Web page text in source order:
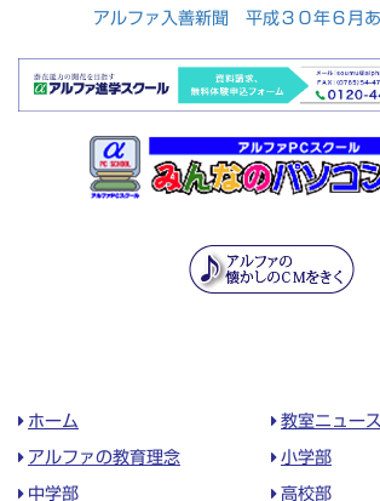
アルファ入善新聞 平成３０年６月
ホーム 教室ニュース
アルファの教育理念 小学部
中学部 高校部